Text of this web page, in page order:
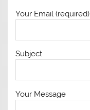
Your Email (required)
Subject
Your Message